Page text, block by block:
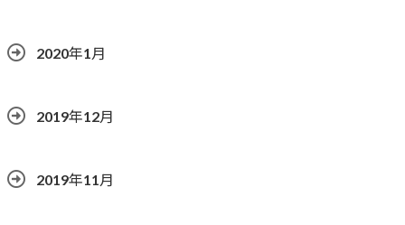
2020年1月
2019年12月
2019年11月